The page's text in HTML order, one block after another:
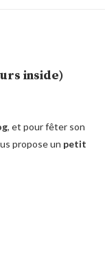
inside)
, et pour fêter son
propose un petit